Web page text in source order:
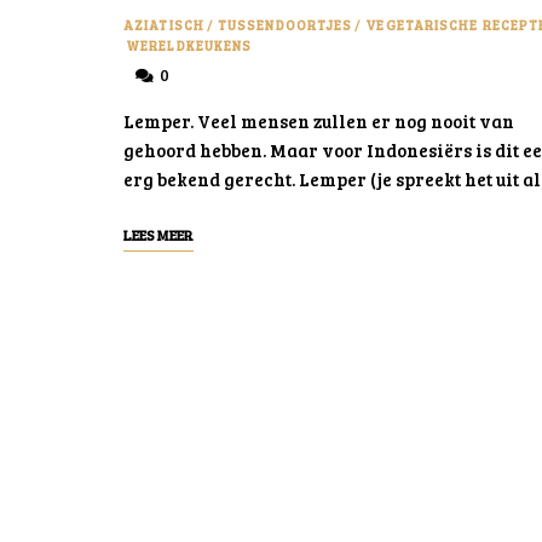
AZIATISCH / TUSSENDOORTJES / VEGETARISCHE
WERELDKEUKENS
0
Lemper. Veel mensen zullen er nog nooit van
gehoord hebben. Maar voor Indonesiërs is dit
erg bekend gerecht. Lemper (je spreekt het uit
LEES MEER